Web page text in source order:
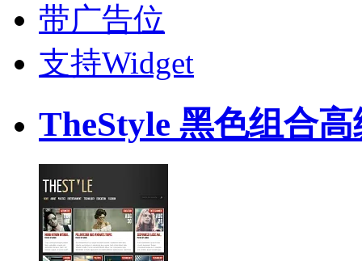
带广告位
支持Widget
TheStyle 黑色组合